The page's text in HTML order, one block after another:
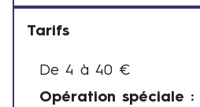
r
a
r
e
Tarifs
T
a
De 4 à 40 €
Opération spéciale :